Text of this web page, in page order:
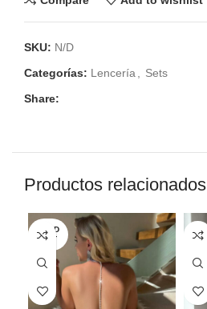
SKU: N/D
Categorías: Lencería, Sets
Share:
Productos relacionados
SOLD
OUT